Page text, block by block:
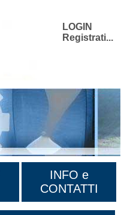
LOGIN
Registrati...
INFO e
CONTATTI